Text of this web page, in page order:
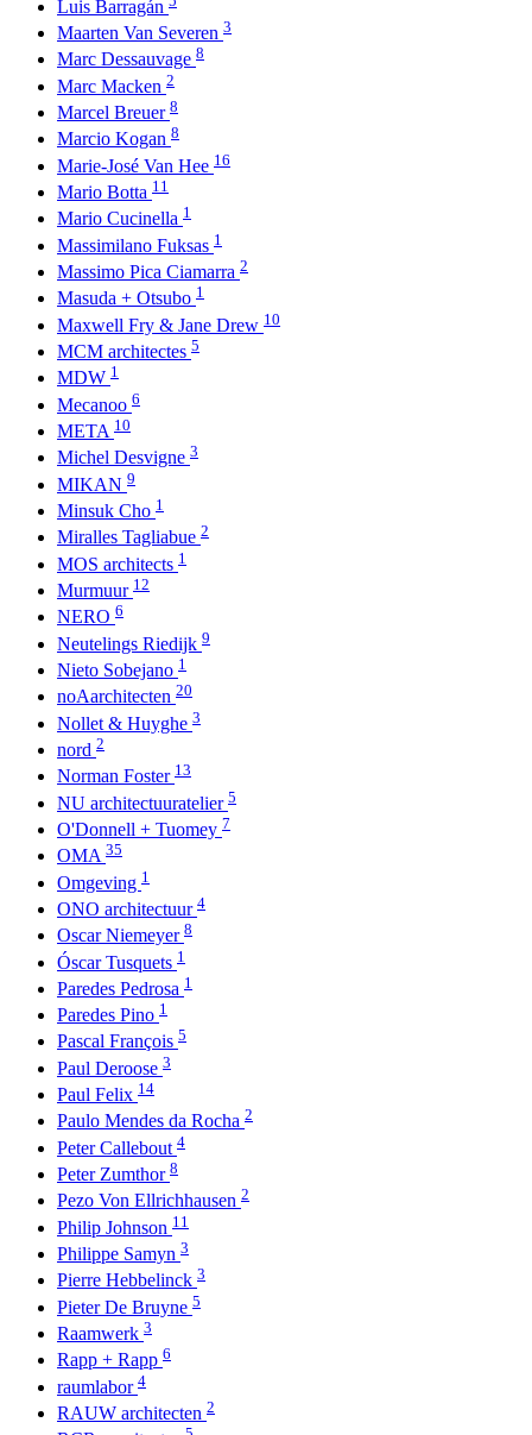
Luis Barragán
Maarten Van Severen 3
Marc Dessauvage 8
Marc Macken 2
Marcel Breuer 8
Marcio Kogan 8
Marie-José Van Hee 16
Mario Botta 11
Mario Cucinella 1
Massimilano Fuksas 1
Massimo Pica Ciamarra 2
Masuda + Otsubo 1
Maxwell Fry & Jane Drew 10
MCM architectes 5
MDW 1
Mecanoo 6
META 10
Michel Desvigne 3
MIKAN 9
Minsuk Cho 1
Miralles Tagliabue 2
MOS architects 1
Murmuur 12
NERO 6
Neutelings Riedijk 9
Nieto Sobejano 1
noAarchitecten 20
Nollet & Huyghe 3
nord 2
Norman Foster 13
NU architectuuratelier 5
O'Donnell + Tuomey 7
OMA 35
Omgeving 1
ONO architectuur 4
Oscar Niemeyer 8
Óscar Tusquets 1
Paredes Pedrosa 1
Paredes Pino 1
Pascal François 5
Paul Deroose 3
Paul Felix 14
Paulo Mendes da Rocha 2
Peter Callebout 4
Peter Zumthor 8
Pezo Von Ellrichhausen 2
Philip Johnson 11
Philippe Samyn 3
Pierre Hebbelinck 3
Pieter De Bruyne 5
Raamwerk 3
Rapp + Rapp 6
raumlabor 4
RAUW architecten 2